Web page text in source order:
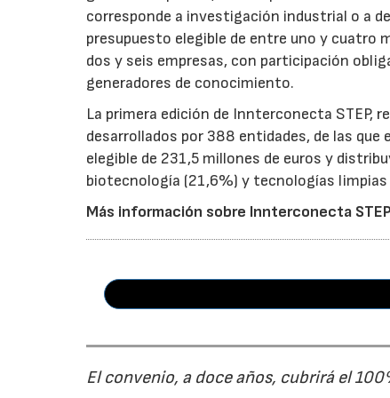
corresponde a investigación industrial o a
presupuesto elegible de entre uno y cuatro
dos y seis empresas, con participación
generadores de conocimiento.
La primera edición de Innterconecta STEP,
desarrollados por 388 entidades, de las
elegible de 231,5 millones de euros y
biotecnología (21,6%) y tecnologías
Más información sobre Innterconecta STEP
El convenio, a doce años, cubrirá el